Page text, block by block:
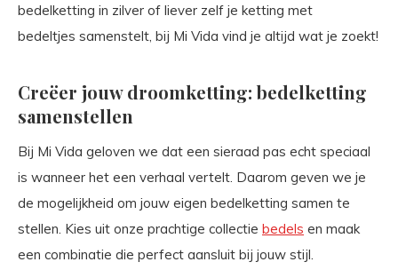
bedelketting in zilver of liever zelf je ketting met
bedeltjes samenstelt, bij Mi Vida vind je altijd wat je zoekt!
Creëer jouw droomketting: bedelketting
samenstellen
Bij Mi Vida geloven we dat een sieraad pas echt speciaal
is wanneer het een verhaal vertelt. Daarom geven we je
de mogelijkheid om jouw eigen bedelketting samen te
stellen. Kies uit onze prachtige collectie bedels en maak
een combinatie die perfect aansluit bij jouw stijl.